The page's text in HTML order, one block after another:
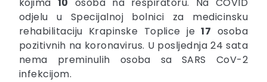
kojima 10 osoba na respiratoru. Na COVID
odjelu u Specijalnoj bolnici za medicinsku
rehabilitaciju Krapinske Toplice je17 osoba
pozitivnih na koronavirus. U posljednja 24 sata
nema preminulih osoba sa
SARS CoV-2
infekcijom.